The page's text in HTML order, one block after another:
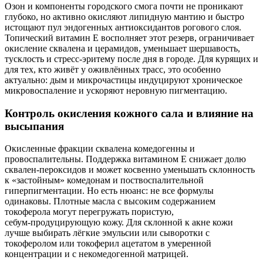
Озон и компоненты городского смога почти не проникают
глубоко, но активно окисляют липидную мантию и быстро
истощают пул эндогенных антиоксидантов рогового слоя.
Топический витамин E восполняет этот резерв, ограничивает
окисление сквалена и церамидов, уменьшает шершавость,
тусклость и стресс‑эритему после дня в городе. Для курящих и
для тех, кто живёт у оживлённых трасс, это особенно
актуально: дым и микрочастицы индуцируют хроническое
микровоспаление и ускоряют неровную пигментацию.
Контроль окисления кожного сала и влияние на
высыпания
Окисленные фракции сквалена комедогенны и
провоспалительны. Поддержка витамином E снижает долю
сквален‑пероксидов и может косвенно уменьшать склонность
к «застойным» комедонам и поствоспалительной
гиперпигментации. Но есть нюанс: не все формулы
одинаковы. Плотные масла с высоким содержанием
токоферола могут перегружать пористую,
себум‑продуцирующую кожу. Для склонной к акне кожи
лучше выбирать лёгкие эмульсии или сыворотки с
токоферолом или токоферил ацетатом в умеренной
концентрации и с некомедогенной матрицей.